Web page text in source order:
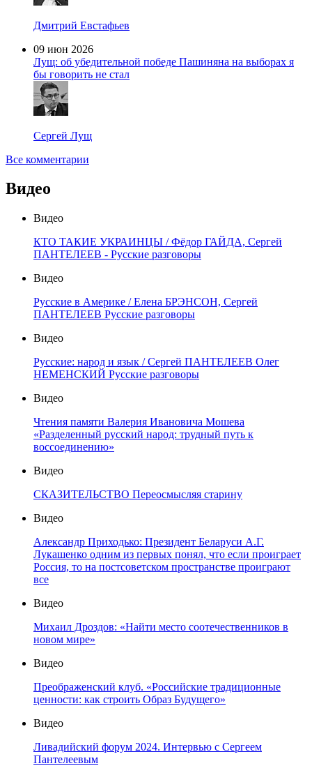
Дмитрий Евстафьев
09 июн 2026
Лущ: об убедительной победе Пашиняна на выборах я
бы говорить не стал
Сергей Лущ
Все комментарии
Видео
Видео
КТО ТАКИЕ УКРАИНЦЫ / Фёдор ГАЙДА, Сергей
ПАНТЕЛЕЕВ - Русские разговоры
Видео
Русские в Америке / Елена БРЭНСОН, Сергей
ПАНТЕЛЕЕВ Русские разговоры
Видео
Русские: народ и язык / Сергей ПАНТЕЛЕЕВ Олег
НЕМЕНСКИЙ Русские разговоры
Видео
Чтения памяти Валерия Ивановича Мошева
«Разделенный русский народ: трудный путь к
воссоединению»
Видео
СКАЗИТЕЛЬСТВО Переосмысляя старину
Видео
Александр Приходько: Президент Беларуси А.Г.
Лукашенко одним из первых понял, что если проиграет
Россия, то на постсоветском пространстве проиграют
все
Видео
Михаил Дроздов: «Найти место соотечественников в
новом мире»
Видео
Преображенский клуб. «Российские традиционные
ценности: как строить Образ Будущего»
Видео
Ливадийский форум 2024. Интервью с Сергеем
Пантелеевым